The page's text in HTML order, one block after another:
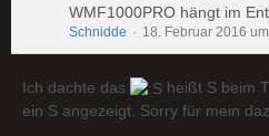
WMF1000PRO hängt im
Schnidde 18. Februar 2016
Ich dachte das
heißt S beim
ein S angezeigt. Sorry für mein